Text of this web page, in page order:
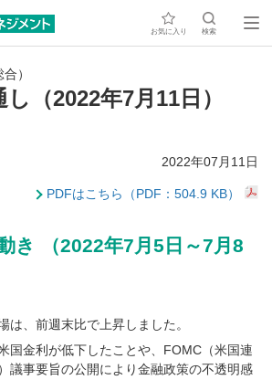
お気に入り 検索
）
（2022年7月11日）
2022年07月11日
PDFはこちら（PDF：504.9 KB）
き （2022年7月5日～7月8
は、前週末比で上昇しました。
国金利が低下したことや、FOMC（米国連
議事要旨の公開により金融政策の不透明感